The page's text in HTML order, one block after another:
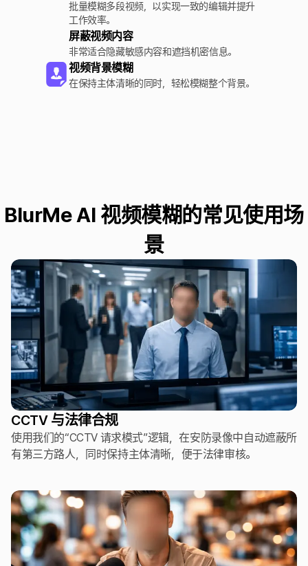
批量模糊多段视频，以实现一致的编辑并提升
工作效率。
屏蔽视频内容
非常适合隐藏敏感内容和遮挡机密信息。
视频背景模糊
在保持主体清晰的同时，轻松模糊整个背景。
BlurMe AI 视频模糊的常见使用场
景
CCTV 与法律合规
使用我们的“CCTV 请求模式”逻辑，在安防录像中自动遮蔽所
有第三方路人，同时保持主体清晰，便于法律审核。